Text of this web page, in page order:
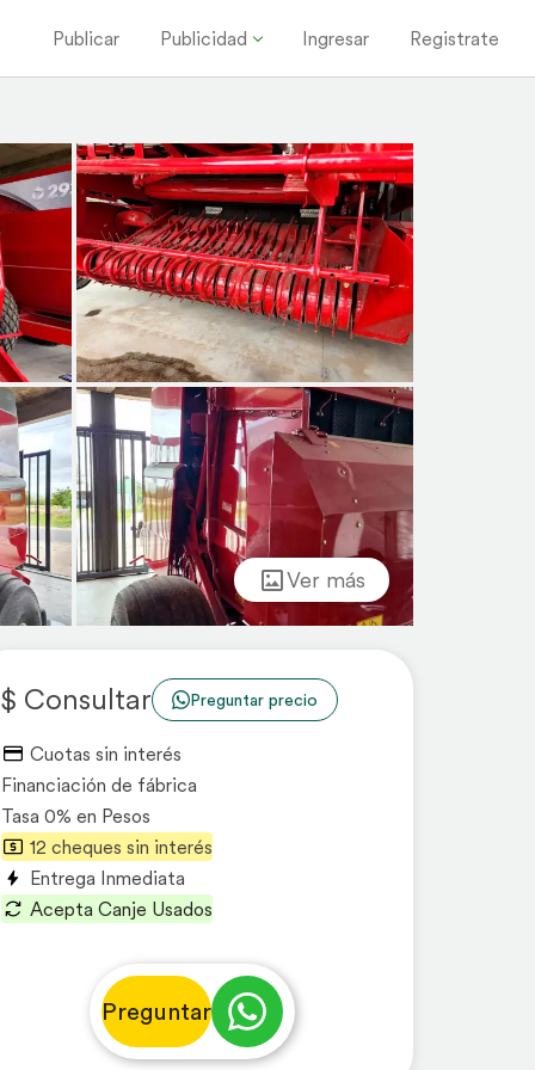
Publicar Publicidad Ingresar Registrate
Ver más
$ Consultar Preguntar precio
Cuotas sin interés
Financiación de fábrica
Tasa 0% en Pesos
12 cheques sin interés
Entrega Inmediata
Acepta Canje Usados
Preguntar